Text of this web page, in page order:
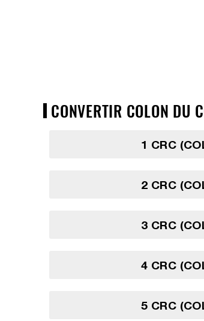
CONVERTIR COLON DU
1 CRC
2 CRC
3 CRC
4 CRC
5 CRC